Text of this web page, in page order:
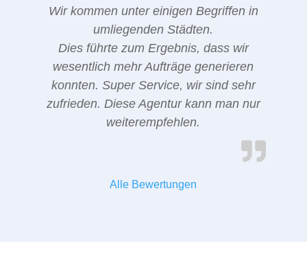
Wir kommen unter einigen Begriffen in
umliegenden Städten.
Dies führte zum Ergebnis, dass wir
wesentlich mehr Aufträge generieren
konnten. Super Service, wir sind sehr
zufrieden. Diese Agentur kann man nur
weiterempfehlen.
Alle Bewertungen